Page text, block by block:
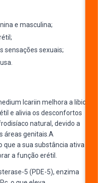
e masculina;
sensações sexuais;
Icariin melhora a libido
e alivia os desconfortos
natural, devido a
áreas genitais.A
a sua substância ativa é
a função erétil.
5 (PDE-5), enzima